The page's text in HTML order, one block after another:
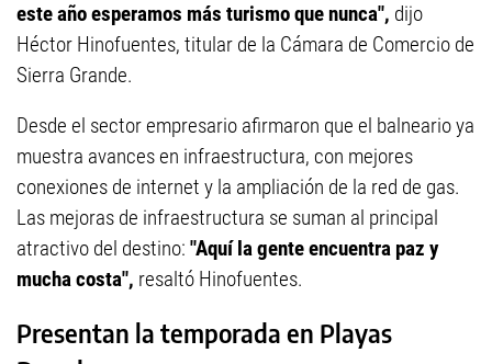
este año esperamos más turismo que nunca", dijo
Héctor Hinofuentes, titular de la Cámara de Comercio de
Sierra Grande.
Desde el sector empresario afirmaron que el balneario ya
muestra avances en infraestructura, con mejores
conexiones de internet y la ampliación de la red de gas.
Las mejoras de infraestructura se suman al principal
atractivo del destino: "Aquí la gente encuentra paz y
mucha costa", resaltó Hinofuentes.
Presentan la temporada en Playas